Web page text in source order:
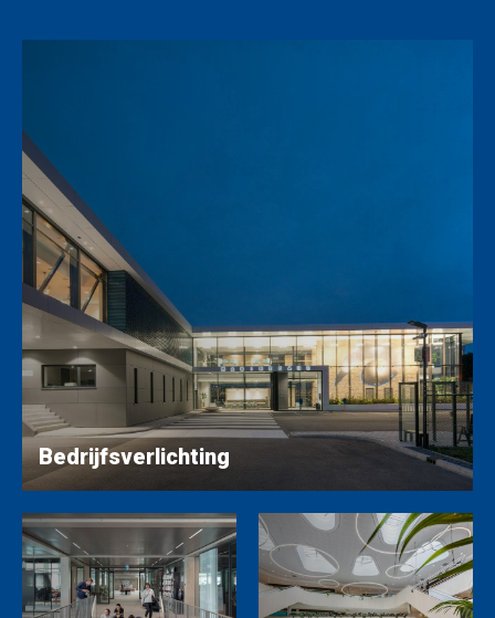
Bedrijfsverlichting